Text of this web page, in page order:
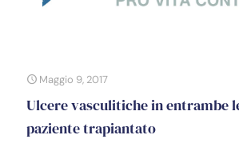
Maggio 9, 2017
Ulcere vasculitiche in entrambe
paziente trapiantato